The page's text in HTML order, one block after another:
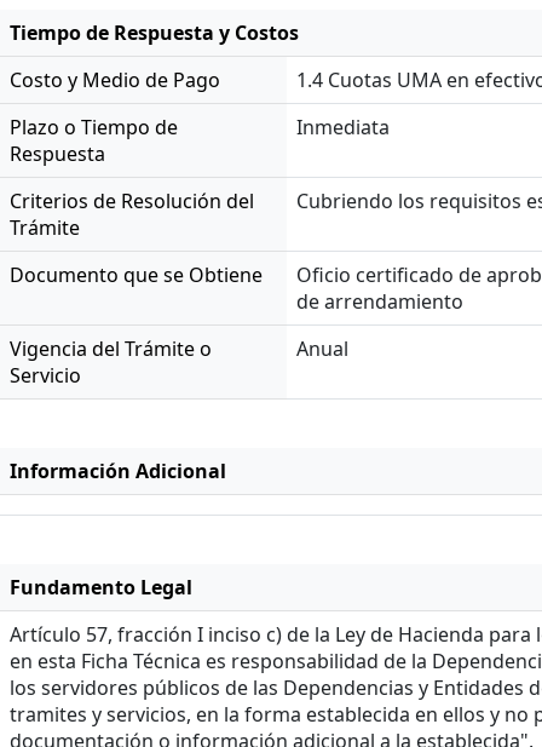
Tiempo de Respuesta y Costos
Costo y Medio de Pago
1.4 Cuotas UMA en
Plazo o Tiempo de
Respuesta
Inmediata
Criterios de Resolución del
Trámite
Cubriendo los requisitos
Documento que se Obtiene
Oficio certificado de
de arrendamiento
Vigencia del Trámite o
Servicio
Anual
Información Adicional
Fundamento Legal
Artículo 57, fracción I inciso c) de la Ley de Hacienda
en esta Ficha Técnica es responsabilidad de la
los servidores públicos de las Dependencias y Entidades
tramites y servicios, en la forma establecida en ellos y
documentación o información adicional a la establecida".